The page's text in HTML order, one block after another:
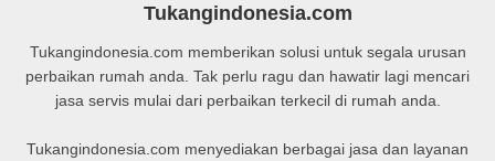
Tukangindonesia.com
Tukangindonesia.com memberikan solusi untuk segala urusan
perbaikan rumah anda. Tak perlu ragu dan hawatir lagi mencari
jasa servis mulai dari perbaikan terkecil di rumah anda.
Tukangindonesia.com menyediakan berbagai jasa dan layanan